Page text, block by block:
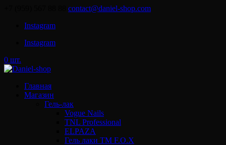
contact@daniel-shop.com
Instagram
Instagram
0 шт.
Главная
Магазин
Гель-лак
Vogue Nails
TNL Professional
ELPAZA
Гель лаки ТМ F.O.X